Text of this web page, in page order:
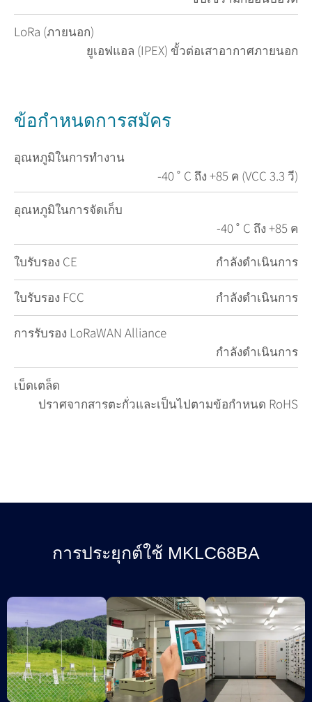
LoRa (ภายนอก)
ยูเอฟแอล (IPEX) ขั้วต่อเสาอากาศภายนอก
ข้อกำหนดการสมัคร
อุณหภูมิในการทำงาน
-40 ˚ C ถึง +85 ค (VCC 3.3 วี)
อุณหภูมิในการจัดเก็บ
-40 ˚ C ถึง +85 ค
ใบรับรอง CE
กำลังดำเนินการ
ใบรับรอง FCC กำลังดำเนินการ
การรับรอง LoRaWAN Alliance
กำลังดำเนินการ
เบ็ดเตล็ด
ปราศจากสารตะกั่วและเป็นไปตามข้อกำหนด RoHS
การประยุกต์ใช้ MKLC68BA